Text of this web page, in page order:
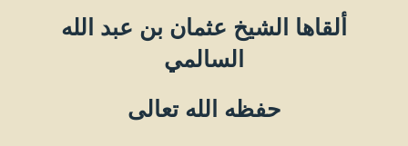
ألقاها الشيخ عثمان بن عبد الله
السالمي
حفظه الله تعالى